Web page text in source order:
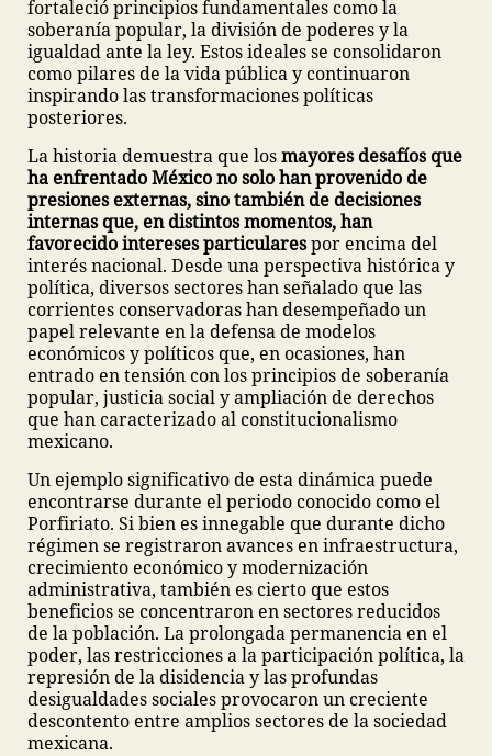
fortaleció principios fundamentales como la
soberanía popular, la división de poderes y la
igualdad ante la ley. Estos ideales se consolidaron
como pilares de la vida pública y continuaron
inspirando las transformaciones políticas
posteriores.
La historia demuestra que losmayores desafíos que
ha enfrentado México no solo han provenido de
presiones externas, sino también de decisiones
internas que, en distintos momentos, han
favorecido intereses particularespor encima del
interés nacional. Desde una perspectiva histórica y
política, diversos sectores han señalado que las
corrientes conservadoras han desempeñado un
papel relevante en la defensa de modelos
económicos y políticos que, en ocasiones, han
entrado en tensión con los principios de soberanía
popular, justicia social y ampliación de derechos
que han caracterizado al constitucionalismo
mexicano.
Un ejemplo significativo de esta dinámica puede
encontrarse durante el periodo conocido como el
Porfiriato. Si bien es innegable que durante dicho
régimen se registraron avances en infraestructura,
crecimiento económico y modernización
administrativa, también es cierto que estos
beneficios se concentraron en sectores reducidos
de la población. La prolongada permanencia en el
poder, las restricciones a la participación política, la
represión de la disidencia y las profundas
desigualdades sociales provocaron un creciente
descontento entre amplios sectores de la sociedad
mexicana.